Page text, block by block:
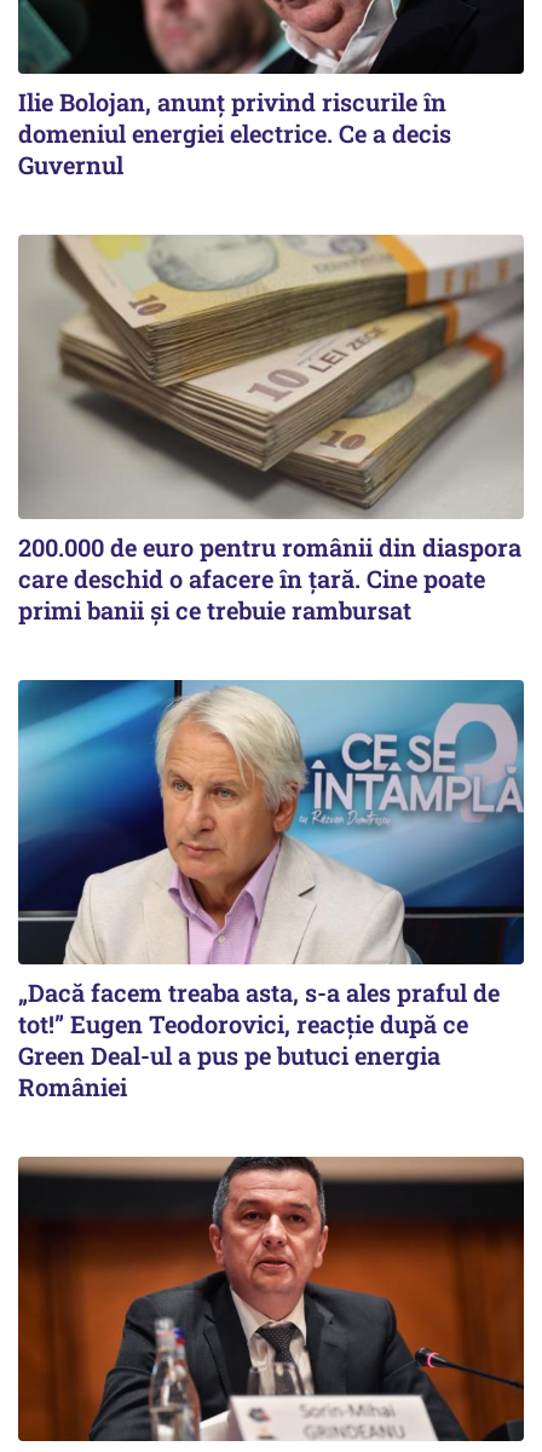
Ilie Bolojan, anunț privind riscurile în
domeniul energiei electrice. Ce a decis
Guvernul
200.000 de euro pentru românii din diaspora
care deschid o afacere în țară. Cine poate
primi banii și ce trebuie rambursat
„Dacă facem treaba asta, s-a ales praful de
tot!” Eugen Teodorovici, reacție după ce
Green Deal-ul a pus pe butuci energia
României